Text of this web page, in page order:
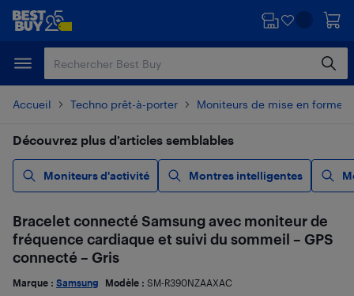
Passer
principal
Passer
Accueil Techno prêt-à-porter Moniteurs de mise en forme
Découvrez plus d’articles semblables
Moniteurs d'activité Montres intelligentes
Bracelet connecté Samsung avec moniteur de
fréquence cardiaque et suivi du sommeil – GPS
connecté – Gris
Marque : Samsung Modèle : SM-R390NZAAXAC